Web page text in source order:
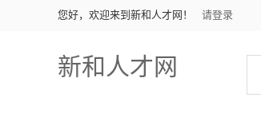
您好，欢迎来到新和人才网！ 请登录
新和人才网